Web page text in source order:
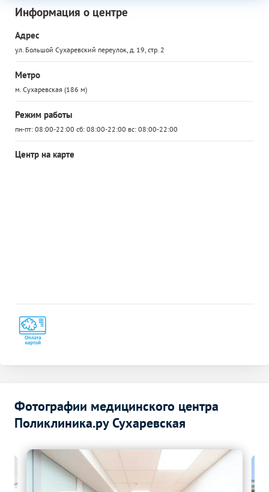
Информация о центре
Адрес
ул. Большой Сухаревский переулок, д. 19, стр. 2
Метро
м. Сухаревская (186 м)
Режим работы
пн-пт: 08:00-22:00 сб: 08:00-22:00 вс: 08:00-22:00
Центр на карте
Фотографии медицинского центра
Поликлиника.ру Сухаревская